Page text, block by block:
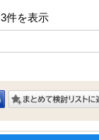
を表示